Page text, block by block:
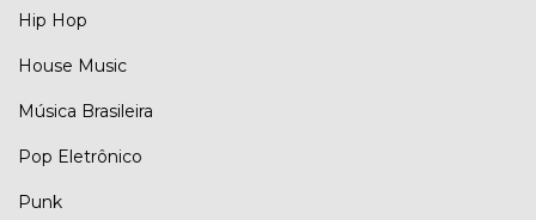
Hip Hop
House Music
Música Brasileira
Pop Eletrônico
Punk